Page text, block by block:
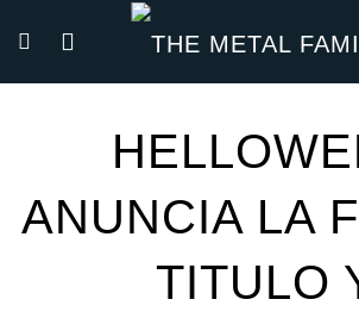
ANUNCIA LA
TITULO